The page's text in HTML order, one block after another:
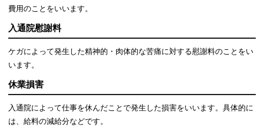
費用のことをいいます。
入通院慰謝料
ケガによって発生した精神的・肉体的な苦痛に対する慰謝料のことをい
います。
休業損害
入通院によって仕事を休んだことで発生した損害をいいます。具体的に
は、給料の減給分などです。